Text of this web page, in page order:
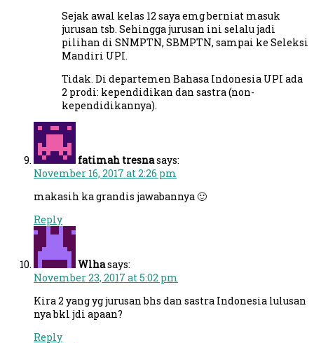
Sejak awal kelas 12 saya emg berniat masuk
jurusan tsb. Sehingga jurusan ini selalu jadi
pilihan di SNMPTN, SBMPTN, sampai ke Seleksi
Mandiri UPI.
Tidak. Di departemen Bahasa Indonesia UPI ada
2 prodi: kependidikan dan sastra (non-
kependidikannya).
fatimah tresnasays:
November 16, 2017 at 2:26 pm
makasih ka grandis jawabannya 🙂
Reply
Wlhasays:
November 23, 2017 at 5:02 pm
Kira 2 yang yg jurusan bhs dan sastra Indonesia lulusan
nya bkl jdi apaan?
Reply